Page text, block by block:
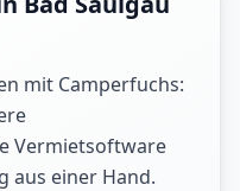
mit Camperfuchs:
Vermietsoftware
aus einer Hand.